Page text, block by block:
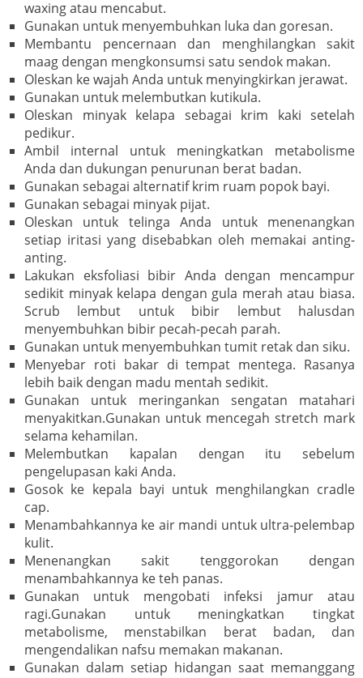
waxing atau mencabut.
Gunakan untuk menyembuhkan luka dan goresan.
Membantu pencernaan dan menghilangkan sakit
maag dengan mengkonsumsi satu sendok makan.
Oleskan ke wajah Anda untuk menyingkirkan jerawat.
Gunakan untuk melembutkan kutikula.
Oleskan minyak kelapa sebagai krim kaki setelah
pedikur.
Ambil internal untuk meningkatkan metabolisme
Anda dan dukungan penurunan berat badan.
Gunakan sebagai alternatif krim ruam popok bayi.
Gunakan sebagai minyak pijat.
Oleskan untuk telinga Anda untuk menenangkan
setiap iritasi yang disebabkan oleh memakai anting-
anting.
Lakukan eksfoliasi bibir Anda dengan mencampur
sedikit minyak kelapa dengan gula merah atau biasa.
Scrub lembut untuk bibir lembut halusdan
menyembuhkan bibir pecah-pecah parah.
Gunakan untuk menyembuhkan tumit retak dan siku.
Menyebar roti bakar di tempat mentega. Rasanya
lebih baik dengan madu mentah sedikit.
Gunakan untuk meringankan sengatan matahari
menyakitkan.Gunakan untuk mencegah stretch mark
selama kehamilan.
Melembutkan kapalan dengan itu sebelum
pengelupasan kaki Anda.
Gosok ke kepala bayi untuk menghilangkan cradle
cap.
Menambahkannya ke air mandi untuk ultra-pelembap
kulit.
Menenangkan sakit tenggorokan dengan
menambahkannya ke teh panas.
Gunakan untuk mengobati infeksi jamur atau
ragi.Gunakan untuk meningkatkan tingkat
metabolisme, menstabilkan berat badan, dan
mengendalikan nafsu memakan makanan.
Gunakan dalam setiap hidangan saat memanggang